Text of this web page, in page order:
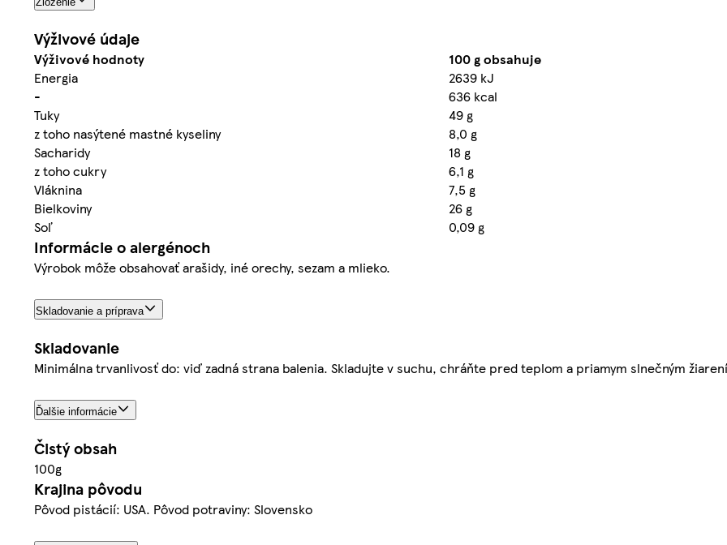
Výživové údaje
Výživové hodnoty
100 g obsahuje
Energia
2639 kJ
-
636 kcal
Tuky
49 g
z toho nasýtené mastné kyseliny
8,0 g
Sacharidy
18 g
z toho cukry
6,1 g
Vláknina
7,5 g
Bielkoviny
26 g
Soľ
0,09 g
Informácie o alergénoch
Výrobok môže obsahovať arašidy, iné orechy, sezam a mlieko.
Skladovanie a príprava
Skladovanie
Minimálna trvanlivosť do: viď zadná strana balenia. Skladujte v suchu, chráňte pred teplom a priamym slnečným
Ďalšie informácie
Čistý obsah
100g
Krajina pôvodu
Pôvod pistácií: USA. Pôvod potraviny: Slovensko